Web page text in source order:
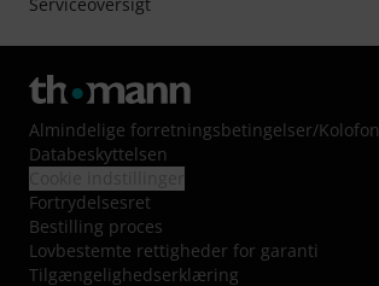
Almindelige forretningsbetingelser/Kolofon
Databeskyttelsen
Fortrydelsesret
Bestilling proces
Lovbestemte rettigheder for garanti
Tilgængelighedserklæring